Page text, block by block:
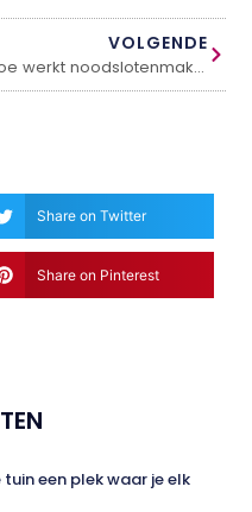
VOLGENDE
Hoe werkt noodslotenmaker service?
Share on Twitter
Share on Pinterest
tuin een plek waar je elk